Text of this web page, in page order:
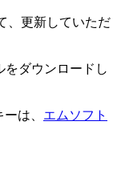
、更新していただ
をダウンロードし
は、 エムソフト